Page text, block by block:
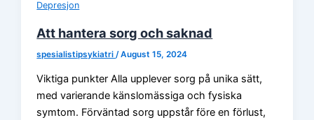
Depresjon
Att hantera sorg och saknad
spesialistipsykiatri/August 15, 2024
Viktiga punkter Alla upplever sorg på unika sätt,
med varierande känslomässiga och fysiska
symtom. Förväntad sorg uppstår före en förlust,